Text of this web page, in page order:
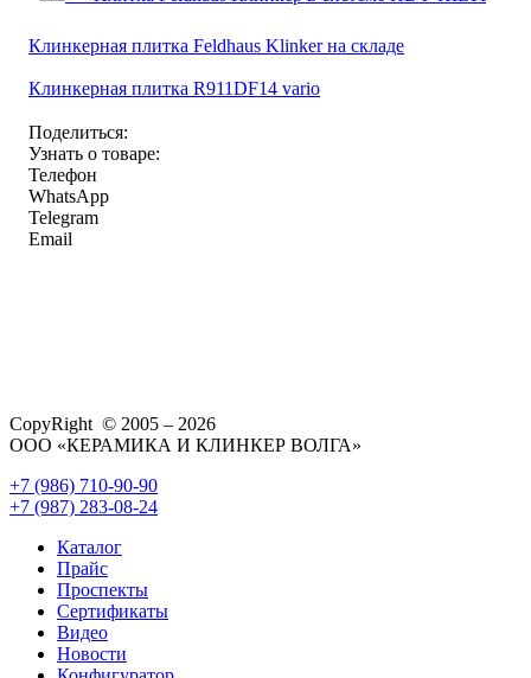
Клинкерная плитка Feldhaus Klinker на складе
Клинкерная плитка R911DF14 vario
Поделиться:
Узнать о товаре:
Телефон
WhatsApp
Telegram
Email
CopyRight © 2005 – 2026
ООО «КЕРАМИКА И КЛИНКЕР ВОЛГА»
+7 (986) 710-90-90
+7 (987) 283-08-24
Каталог
Прайс
Проспекты
Сертификаты
Видео
Новости